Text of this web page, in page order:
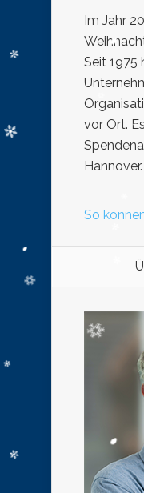
Im Jahr
Seit 1975
vor Ort.
Hannover.
So